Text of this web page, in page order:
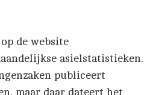
de website
asielstatistieken.
publiceert
maar daar dateert het